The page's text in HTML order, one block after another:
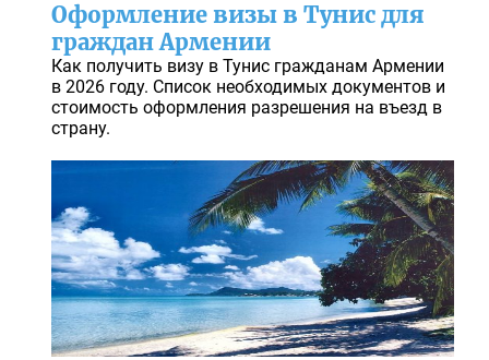
Оформление визы в Тунис для
граждан Армении
Как получить визу в Тунис гражданам Армении
в 2026 году. Список необходимых документов и
стоимость оформления разрешения на въезд в
страну.